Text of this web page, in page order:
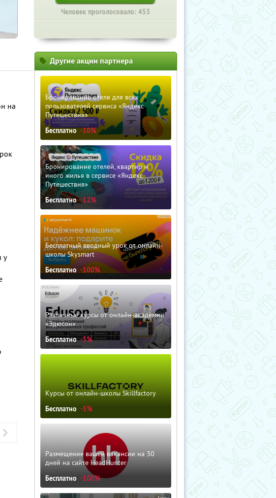
Человек проголосовало: 453
на
у
Другие акции партнера
Бронирование отеля для всех
пользователей сервиса «Яндекс
Путешествия»
Бесплатно -10%
Бронирование отелей, квартир и
иного жилья в сервисе «Яндекс
Путешествия»
Бесплатно -12%
Бесплатный вводный урок от онлайн-
школы Skysmart
Бесплатно -100%
Различные курсы от онлайн-академии
«Эдюсон»
Бесплатно -5%
Курсы от онлайн-школы Skillfactory
Бесплатно -5%
Размещение вашей вакансии на 30
дней на сайте HeadHunter
Бесплатно -100%